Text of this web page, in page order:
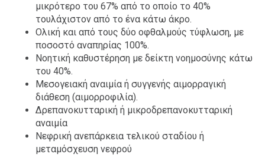
μικρότερο του 67% από το οποίο το 40%
τουλάχιστον από το ένα κάτω άκρο.
Ολική και από τους δύο οφθαλμούς τύφλωση, με
ποσοστό αναπηρίας 100%.
Νοητική καθυστέρηση με δείκτη νοημοσύνης κάτω
του 40%.
Μεσογειακή αναιμία ή συγγενής αιμορραγική
διάθεση (αιμορροφιλία).
Δρεπανοκυτταρική ή μικροδρεπανοκυτταρική
αναιμία
Νεφρική ανεπάρκεια τελικού σταδίου ή
μεταμόσχευση νεφρού